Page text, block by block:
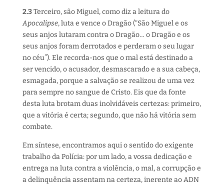
2.3Terceiro, são Miguel, como diz a leitura do
Apocalipse, luta e vence o Dragão (“São Miguel e os
seus anjos lutaram contra o Dragão… o Dragão e os
seus anjos foram derrotados e perderam o seu lugar
no céu”). Ele recorda-nos que o mal está destinado a
ser vencido, o acusador, desmascarado e a sua cabeça,
esmagada, porque a salvação se realizou de uma vez
para sempre no sangue de Cristo. Eis que da fonte
desta luta brotam duas inolvidáveis certezas: primeiro,
que a vitória é certa; segundo, que não há vitória sem
combate.
Em síntese, encontramos aqui o sentido do exigente
trabalho da Polícia: por um lado, a vossa dedicação e
entrega na luta contra a violência, o mal, a corrupção e
a delinquência assentam na certeza, inerente ao ADN